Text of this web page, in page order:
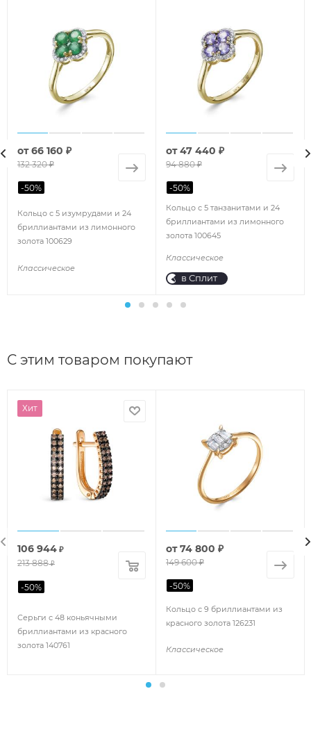
Кольцо с 5 изумрудами и 24
бриллиантами из лимонного
золота 100629
Классическое
от66 160 ₽
132 320 ₽
-50%
Кольцо с 5 танзанитами и 24
бриллиантами из лимонного
золота 100645
Классическое
от47 440 ₽
94 880 ₽
-50%
в Сплит
С этим товаром покупают
Хит
Серьги с 48 коньячными
бриллиантами из красного
золота 140761
106 944 ₽
213 888₽
-50%
Кольцо с 9 бриллиантами из
красного золота 126231
Классическое
от74 800 ₽
149 600 ₽
-50%